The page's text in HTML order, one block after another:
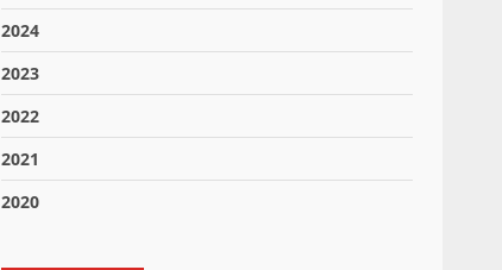
2024
2023
2022
2021
2020